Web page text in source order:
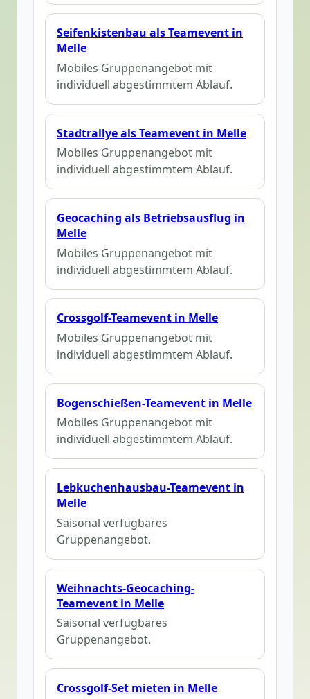
Seifenkistenbau als Teamevent in
Melle
Mobiles Gruppenangebot mit
individuell abgestimmtem Ablauf.
Stadtrallye als Teamevent in Melle
Mobiles Gruppenangebot mit
individuell abgestimmtem Ablauf.
Geocaching als Betriebsausflug in
Melle
Mobiles Gruppenangebot mit
individuell abgestimmtem Ablauf.
Crossgolf-Teamevent in Melle
Mobiles Gruppenangebot mit
individuell abgestimmtem Ablauf.
Bogenschießen-Teamevent in Melle
Mobiles Gruppenangebot mit
individuell abgestimmtem Ablauf.
Lebkuchenhausbau-Teamevent in
Melle
Saisonal verfügbares
Gruppenangebot.
Weihnachts-Geocaching-
Teamevent in Melle
Saisonal verfügbares
Gruppenangebot.
Crossgolf-Set mieten in Melle